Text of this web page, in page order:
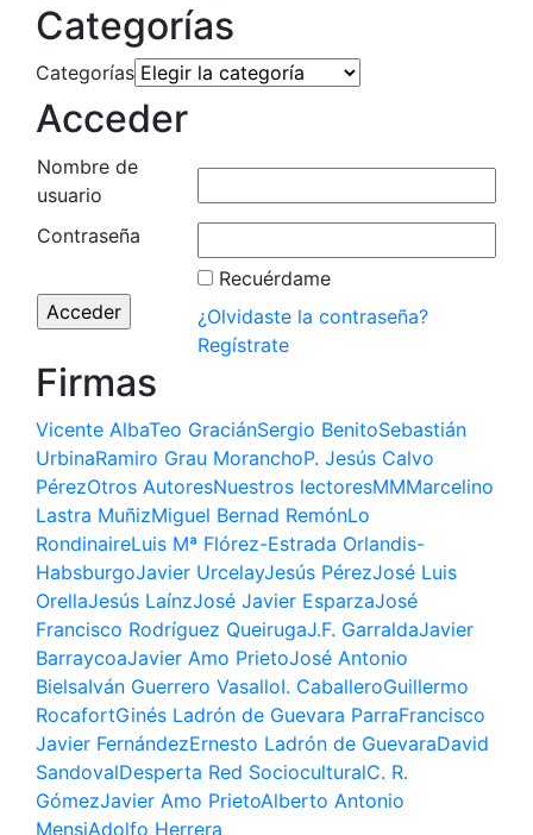
Categorías
Categorías
Acceder
Nombre de
usuario
Contraseña
Recuérdame
¿Olvidaste la contraseña?
Regístrate
Firmas
Vicente AlbaTeo GraciánSergio BenitoSebastián
UrbinaRamiro Grau MoranchoP. Jesús Calvo
PérezOtros AutoresNuestros lectoresMMMarcelino
Lastra MuñizMiguel Bernad RemónLo
RondinaireLuis Mª Flórez-Estrada Orlandis-
HabsburgoJavier UrcelayJesús PérezJosé Luis
OrellaJesús LaínzJosé Javier EsparzaJosé
Francisco Rodríguez QueirugaJ.F. GarraldaJavier
BarraycoaJavier Amo PrietoJosé Antonio
BielsaIván Guerrero VasalloI. CaballeroGuillermo
RocafortGinés Ladrón de Guevara ParraFrancisco
Javier FernándezErnesto Ladrón de GuevaraDavid
SandovalDesperta Red SocioculturalC. R.
GómezJavier Amo PrietoAlberto Antonio
MensiAdolfo Herrera